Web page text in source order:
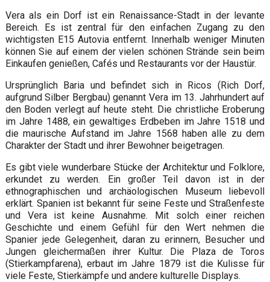
Vera als ein Dorf ist ein Renaissance-Stadt in der levante
Bereich. Es ist zentral für den einfachen Zugang zu den
wichtigsten E15 Autovia entfernt. Innerhalb weniger Minuten
können Sie auf einem der vielen schönen Strände sein beim
Einkaufen genießen, Cafés und Restaurants vor der Haustür.
Ursprünglich Baria und befindet sich in Ricos (Rich Dorf,
aufgrund Silber Bergbau) genannt Vera im 13. Jahrhundert auf
den Boden verlegt auf heute steht. Die christliche Eroberung
im Jahre 1488, ein gewaltiges Erdbeben im Jahre 1518 und
die maurische Aufstand im Jahre 1568 haben alle zu dem
Charakter der Stadt und ihrer Bewohner beigetragen.
Es gibt viele wunderbare Stücke der Architektur und Folklore,
erkundet zu werden. Ein großer Teil davon ist in der
ethnographischen und archäologischen Museum liebevoll
erklärt. Spanien ist bekannt für seine Feste und Straßenfeste
und Vera ist keine Ausnahme. Mit solch einer reichen
Geschichte und einem Gefühl für den Wert nehmen die
Spanier jede Gelegenheit, daran zu erinnern, Besucher und
Jungen gleichermaßen ihrer Kultur. Die Plaza de Toros
(Stierkampfarena), erbaut im Jahre 1879 ist die Kulisse für
viele Feste, Stierkämpfe und andere kulturelle Displays.